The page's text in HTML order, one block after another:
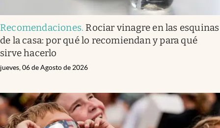
Recomendaciones. Rociar vinagre en las esquinas
de la casa: por qué lo recomiendan y para qué
sirve hacerlo
jueves, 06 de Agosto de 2026